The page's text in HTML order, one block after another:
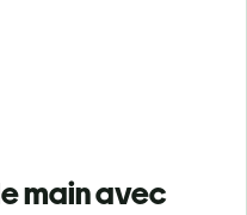
main avec